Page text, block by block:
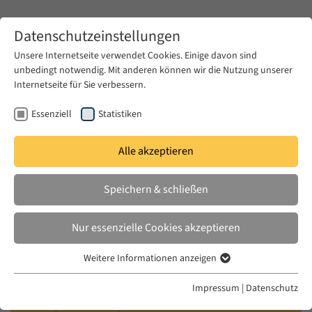
Zum Hauptinhalt springen
2020/ 2021
Yektan Türkyilmaz
Historiography, Popular Culture and Routes of
Authoritarianism
Previous Fellowships: 2019/ 2020, 2018/ 2019,
Datenschutzeinstellungen
Unsere Internetseite verwendet Cookies. Einige davon sind
unbedingt notwendig. Mit anderen können wir die Nutzung unserer
Internetseite für Sie verbessern.
Essenziell Statistiken
Alle akzeptieren
Speichern & schließen
Nur essenzielle Cookies akzeptieren
Essenzielle Cookies werden für grundlegende Funktionen der
Weitere Informationen anzeigen
Impressum | Datenschutz